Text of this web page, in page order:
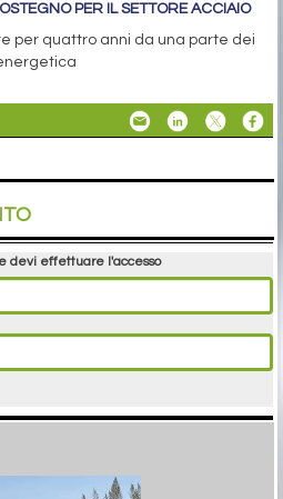
PER IL SETTORE ACCIAIO
per quattro anni da una parte dei
devi effettuare l'accesso